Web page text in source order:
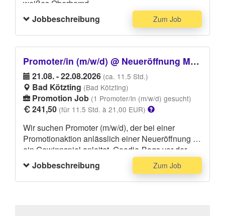
weißes Oberhemd.
Jobbeschreibung
Zum Job
Promoter/in (m/w/d) @ Neueröffnung MATT optik Bad Kötzting
21.08. - 22.08.2026 (ca. 11.5 Std.)
Bad Kötzting (Bad Kötzting)
Promotion Job (1 Promoter/in (m/w/d) gesucht)
241,50 (für 11.5 Std. à 21,00 EUR)
Wir suchen Promoter (m/w/d), der bei einer
Promotionaktion anlässlich einer Neueröffnung an
ein Gewinnspiel anleitet, Goodie-Bags vor der
Filiale und evtl. in der Stadt verteilt, sowie
Getränke ausschenkt und den Kunden Häppchen
anbietet. Ihr solltet keine Scheu davor haben, aktiv
Jobbeschreibung Zum Job